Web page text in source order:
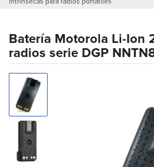
Batería Motorola Li-Ion
radios serie DGP